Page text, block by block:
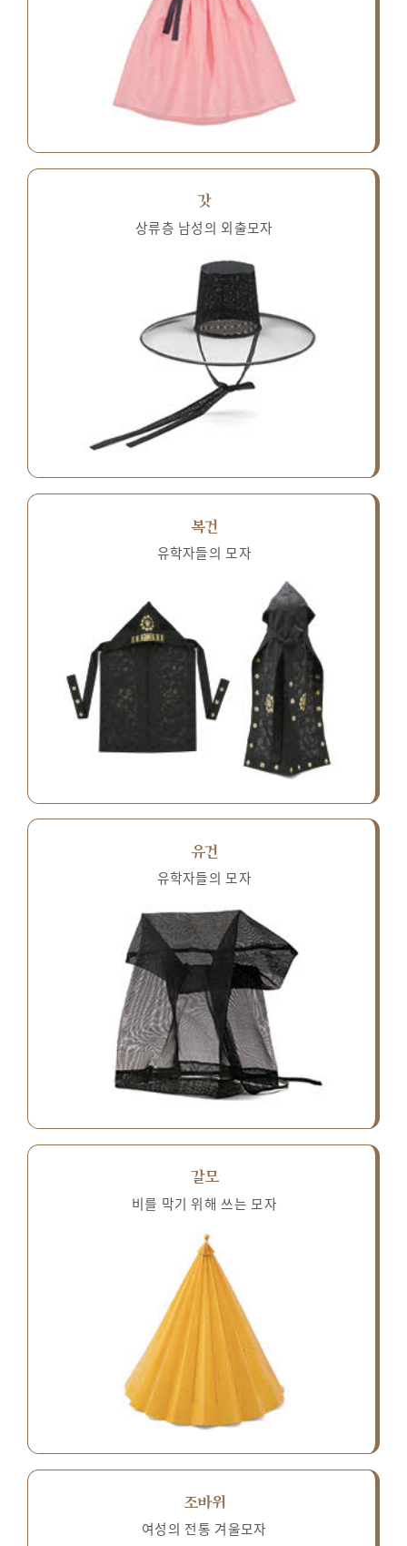
갓
상류층 남성의 외출모자
복건
유학자들의 모자
유건
유학자들의 모자
갈모
비를 막기 위해 쓰는 모자
조바위
여성의 전통 겨울모자